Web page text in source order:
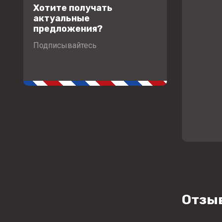
Хотите получать
актуальные
предложения?
Подписывайтесь